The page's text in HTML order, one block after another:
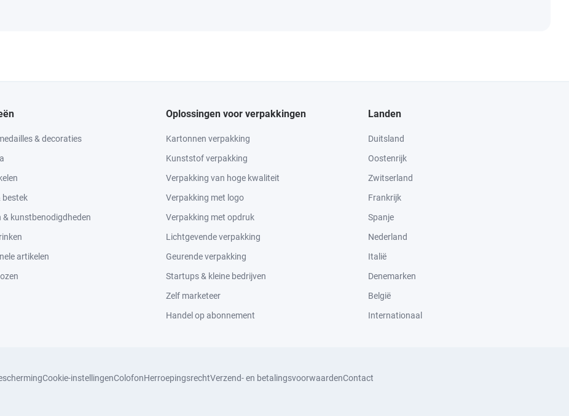
& decoraties
bestek
& kunstbenodigdheden
artikelen
Oplossingen voor verpakkingen
Kartonnen verpakking
Kunststof verpakking
Verpakking van hoge kwaliteit
Verpakking met logo
Verpakking met opdruk
Lichtgevende verpakking
Geurende verpakking
Startups & kleine bedrijven
Zelf marketeer
Handel op abonnement
Landen
Duitsland
Oostenrijk
Zwitserland
Frankrijk
Spanje
Nederland
Italië
Denemarken
België
Internationaal
Cookie-instellingenColofonHerroepingsrechtVerzend- en betalingsvoorwaardenContact